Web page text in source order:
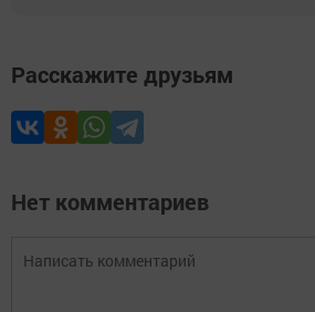
Расскажите друзьям
Нет комментариев